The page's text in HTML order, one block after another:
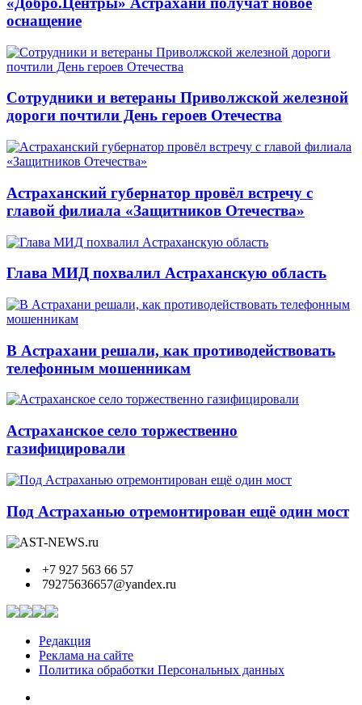
оснащение
Сотрудники и ветераны Приволжской железной
дороги почтили День героев Отечества
Астраханский губернатор провёл встречу с
главой филиала «Защитников Отечества»
Глава МИД похвалил Астраханскую область
В Астрахани решали, как противодействовать
телефонным мошенникам
Астраханское село торжественно
газифицировали
Под Астраханью отремонтирован ещё один мост
+7 927 563 66 57
79275636657@yandex.ru
Редакция
Реклама на сайте
Политика обработки Персональных данных